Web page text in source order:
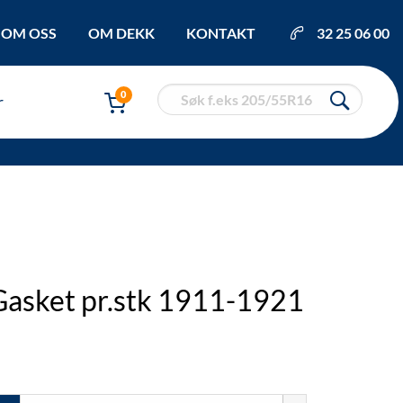
OM OSS OM DEKK KONTAKT 32 25 06 00
0
pr.stk 1911-1921